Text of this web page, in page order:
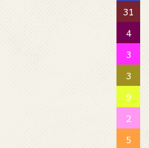
31
4
3
3
9
2
5